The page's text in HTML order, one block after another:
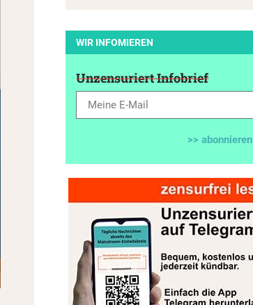
WIR INFOMIEREN
Unzensuriert Infobrief
>> abonnieren